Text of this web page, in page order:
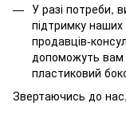
У разі потреби,
підтримку
продавців-
допоможуть вам
пластиковий
Звертаючись до